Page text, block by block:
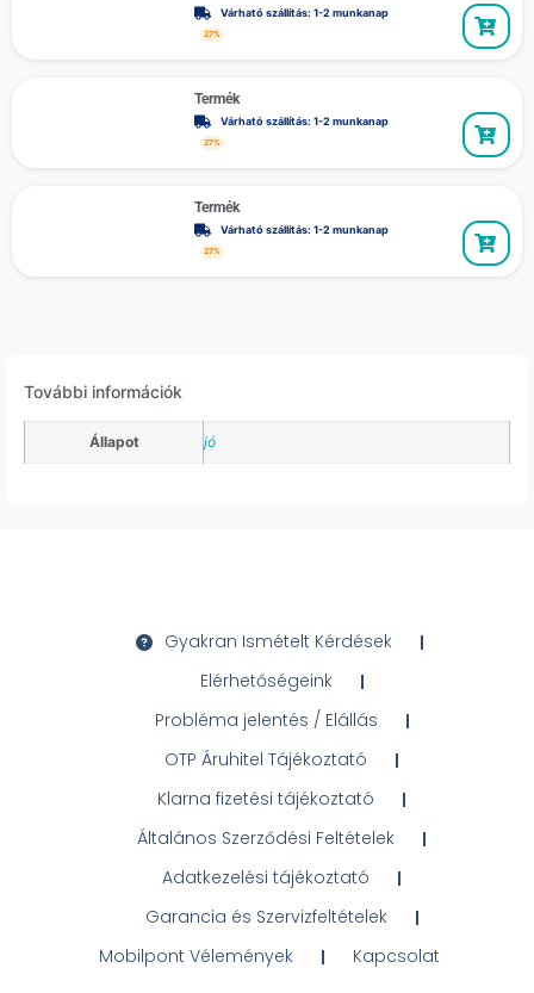
Várható szállítás: 1-2 munkanap
27%
Termék
Várható szállítás: 1-2 munkanap
27%
Termék
Várható szállítás: 1-2 munkanap
27%
További információk
Állapot jó
Gyakran Ismételt Kérdések
Elérhetőségeink
Probléma jelentés / Elállás
OTP Áruhitel Tájékoztató
Klarna fizetési tájékoztató
Általános Szerződési Feltételek
Adatkezelési tájékoztató
Garancia és Szervizfeltételek
Mobilpont Vélemények
Kapcsolat